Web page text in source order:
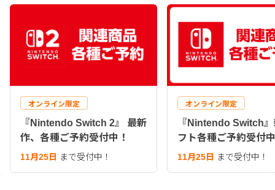
オンライン限定
『Nintendo Switch 2』 最新
作、各種ご予約受付中！
11月25日 まで受付中！
オンライン限定
『Nintendo Switch
フト各種ご予約受付
11月25日 まで受付中！